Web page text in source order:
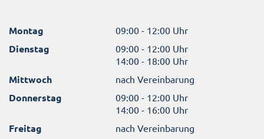
Montag 09:00 - 12:00 Uhr
Dienstag
09:00 - 12:00 Uhr
14:00 - 18:00 Uhr
Mittwoch nach Vereinbarung
Donnerstag
09:00 - 12:00 Uhr
14:00 - 16:00 Uhr
Freitag nach Vereinbarung